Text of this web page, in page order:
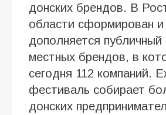
донских брендов. В
области сформирован и
дополняется публичный
местных брендов, в
сегодня 112 компаний.
фестиваль собирает
донских